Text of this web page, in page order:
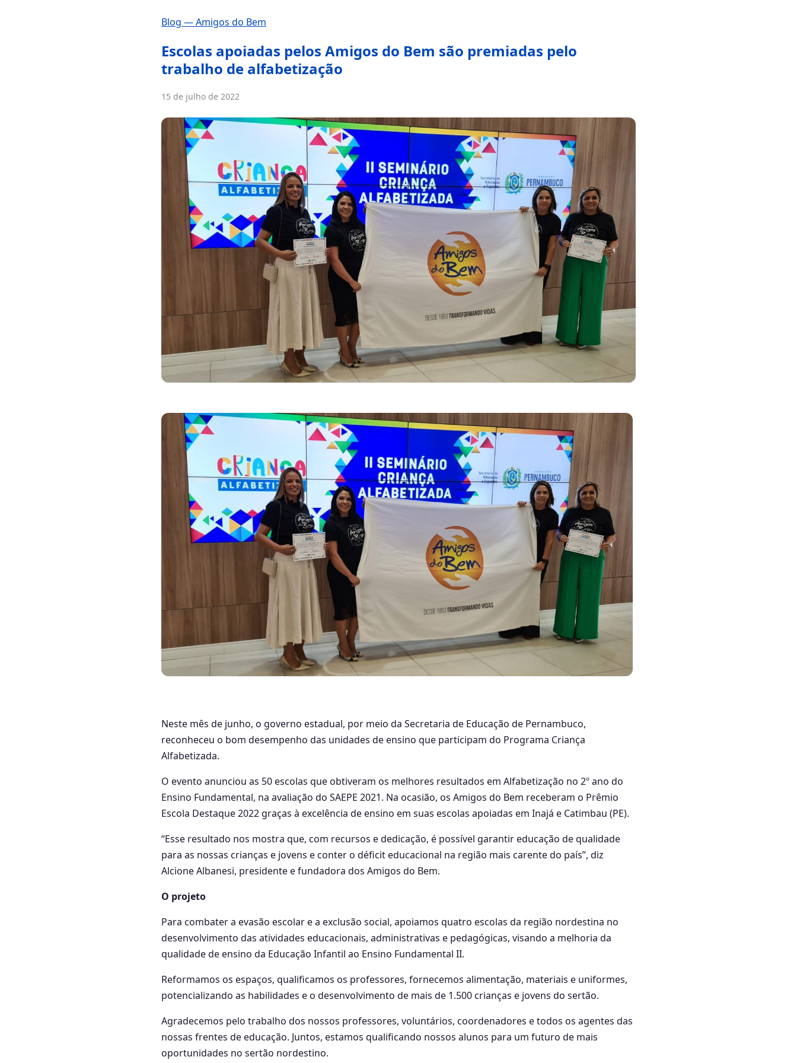
Blog — Amigos do Bem
Escolas apoiadas pelos Amigos do Bem são premiadas pelo
trabalho de alfabetização
15 de julho de 2022
Neste mês de junho, o governo estadual, por meio da Secretaria de Educação de Pernambuco,
reconheceu o bom desempenho das unidades de ensino que participam do Programa Criança
Alfabetizada.
O evento anunciou as 50 escolas que obtiveram os melhores resultados em Alfabetização no 2º ano do
Ensino Fundamental, na avaliação do SAEPE 2021. Na ocasião, os Amigos do Bem receberam o Prêmio
Escola Destaque 2022 graças à excelência de ensino em suas escolas apoiadas em Inajá e Catimbau (PE).
“Esse resultado nos mostra que, com recursos e dedicação, é possível garantir educação de qualidade
para as nossas crianças e jovens e conter o déficit educacional na região mais carente do país”, diz
Alcione Albanesi, presidente e fundadora dos Amigos do Bem.
O projeto
Para combater a evasão escolar e a exclusão social, apoiamos quatro escolas da região nordestina no
desenvolvimento das atividades educacionais, administrativas e pedagógicas, visando a melhoria da
qualidade de ensino da Educação Infantil ao Ensino Fundamental II.
Reformamos os espaços, qualificamos os professores, fornecemos alimentação, materiais e uniformes,
potencializando as habilidades e o desenvolvimento de mais de 1.500 crianças e jovens do sertão.
Agradecemos pelo trabalho dos nossos professores, voluntários, coordenadores e todos os agentes das
nossas frentes de educação. Juntos, estamos qualificando nossos alunos para um futuro de mais
oportunidades no sertão nordestino.